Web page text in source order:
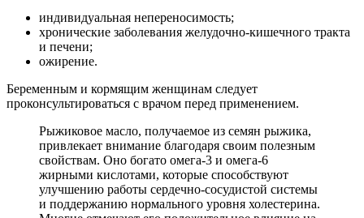
индивидуальная непереносимость;
хронические заболевания желудочно-кишечного тракта
и печени;
ожирение.
Беременным и кормящим женщинам следует
проконсультироваться с врачом перед применением.
Рыжиковое масло, получаемое из семян рыжика,
привлекает внимание благодаря своим полезным
свойствам. Оно богато омега-3 и омега-6
жирными кислотами, которые способствуют
улучшению работы сердечно-сосудистой системы
и поддержанию нормального уровня холестерина.